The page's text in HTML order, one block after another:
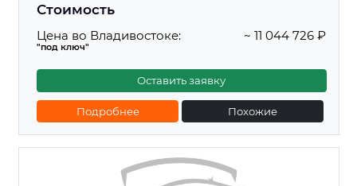
Стоимость
Цена во Владивостоке:
"под ключ"
~ 11 044 726 ₽
Оставить заявку
Подробнее Похожие